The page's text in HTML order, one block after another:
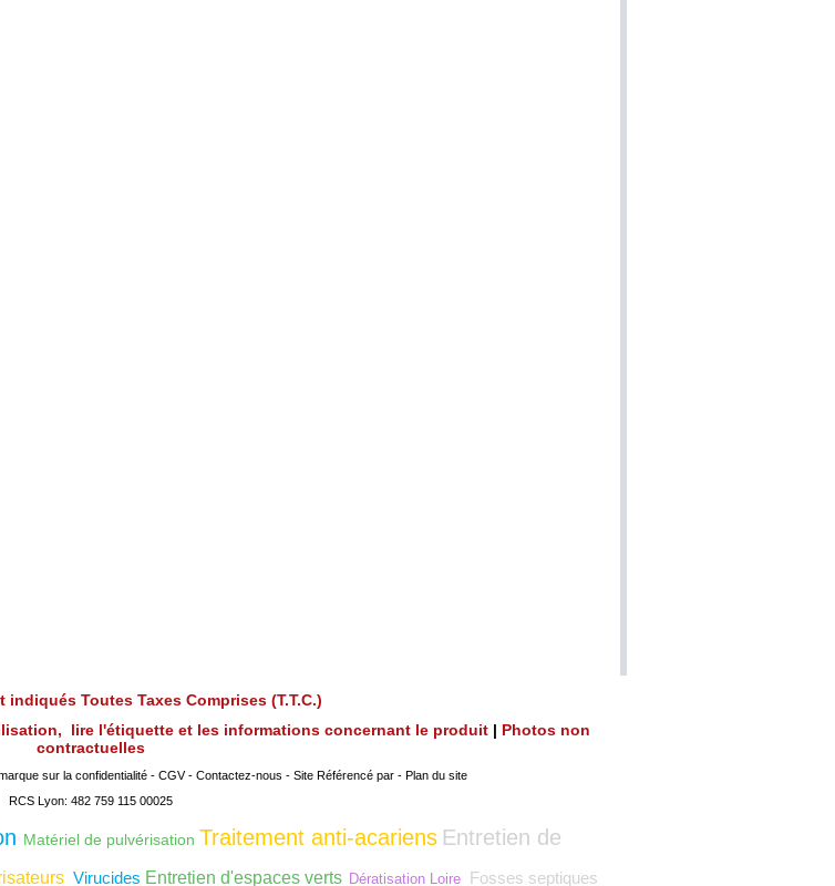
Toutes Taxes Comprises (T.T.C.)
lire l'étiquette et les informations concernant le produit | Photos non
contractuelles
sur la confidentialité - CGV- Contactez-nous - Site Référencé par - Plan du site
RCS Lyon: 482 759 115 00025
Matériel de pulvérisation Traitement anti-acariens Entretien de
Virucides Entretien d'espaces verts Dératisation Loire Fosses septiques